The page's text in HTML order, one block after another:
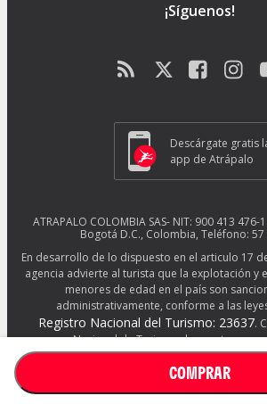
COMPRAR
¡Síguenos!
Descárgate gratis
app de Atrápalo
ATRAPALO COLOMBIA SAS- NIT: 900 413
Bogotá D.C., Colombia, Teléfono: 57
En desarrollo de lo dispuesto en el articulo 17
agencia advierte al turista que la explotación y
menores de edad en el país son
administrativamente, conforme a las
Registro Nacional del Turismo: 23637.
Nacional de Turismo de nuestros
http://www.rues.org.co/